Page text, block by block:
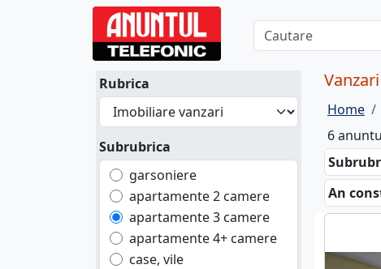
Rubrica
Subrubrica
garsoniere
apartamente 2 camere
apartamente 3 camere
apartamente 4+ camere
case, vile
Home
6
An